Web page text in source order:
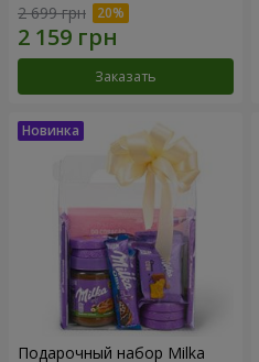
2 699 грн
Заказать
Подарочный набор Milka